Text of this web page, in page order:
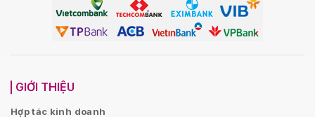
GIỚI THIỆU
Hợp tác kinh doanh